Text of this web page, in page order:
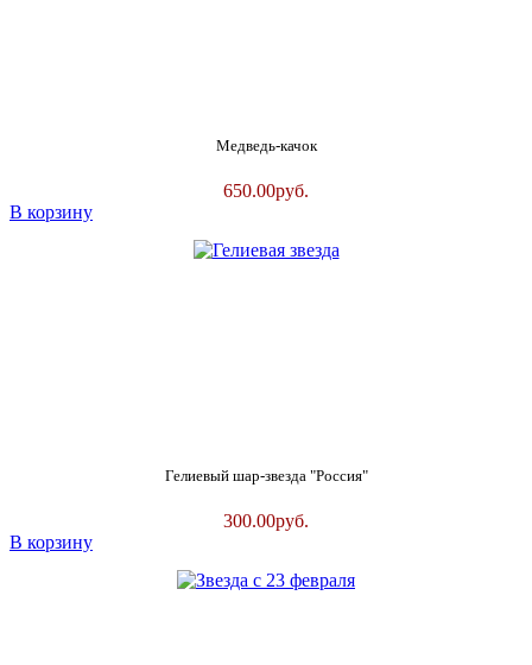
Медведь-качок
650.00руб.
В корзину
Гелиевый шар-звезда "Россия"
300.00руб.
В корзину